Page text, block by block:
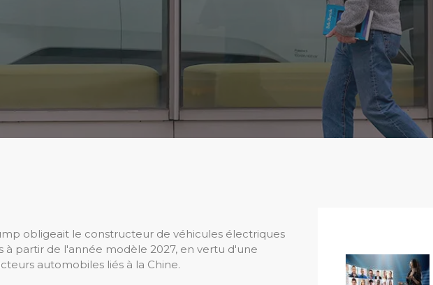
obligeait le constructeur de véhicules électriques
à partir de l'année modèle 2027, en vertu d'une
automobiles liés à la Chine.